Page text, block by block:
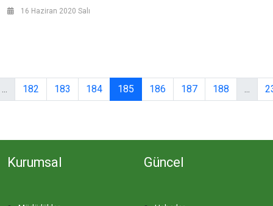
16 Haziran 2020 Salı
182 183 184 185 186 187 188
Kurumsal Güncel